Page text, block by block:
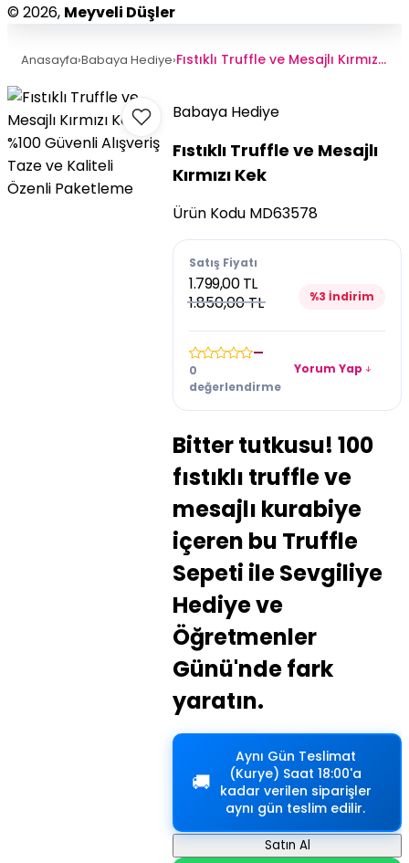
© 2026, Meyveli Düşler
Anasayfa›Babaya Hediye› Fıstıklı Truffle ve Mesajlı Kırmızı Kek
%100 Güvenli Alışveriş
Taze ve Kaliteli
Özenli Paketleme
Babaya Hediye
Fıstıklı Truffle ve Mesajlı
Kırmızı Kek
Ürün Kodu MD63578
Satış Fiyatı
1.799,00 TL
1.850,00 TL
%3 İndirim
—
0
değerlendirme
Yorum Yap
Bitter tutkusu! 100
fıstıklı truffle ve
mesajlı kurabiye
içeren bu Truffle
Sepeti ile Sevgiliye
Hediye ve
Öğretmenler
Günü'nde fark
yaratın.
🚚
Aynı Gün Teslimat
(Kurye) Saat 18:00'a
kadar verilen siparişler
aynı gün teslim edilir.
Satın Al